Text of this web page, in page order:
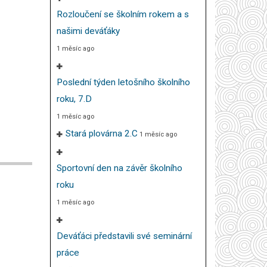
Rozloučení se školním rokem a s
našimi deváťáky
1 měsíc ago
Poslední týden letošního školního
roku, 7.D
1 měsíc ago
Stará plovárna 2.C 1 měsíc ago
Sportovní den na závěr školního
roku
1 měsíc ago
Deváťáci představili své seminární
práce